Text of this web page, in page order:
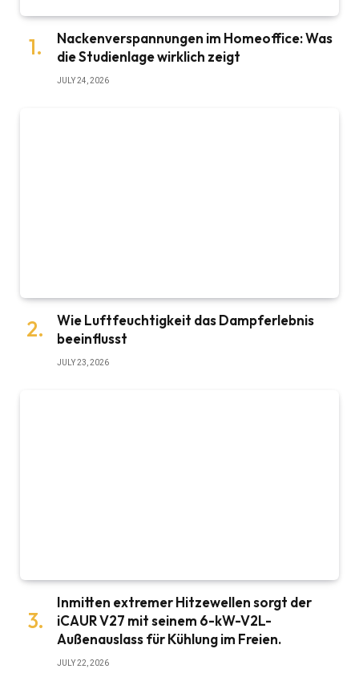
Nackenverspannungen im Homeoffice: Was
die Studienlage wirklich zeigt
JULY 24, 2026
Wie Luftfeuchtigkeit das Dampferlebnis
beeinflusst
JULY 23, 2026
Inmitten extremer Hitzewellen sorgt der
iCAUR V27 mit seinem 6-kW-V2L-
Außenauslass für Kühlung im Freien.
JULY 22, 2026